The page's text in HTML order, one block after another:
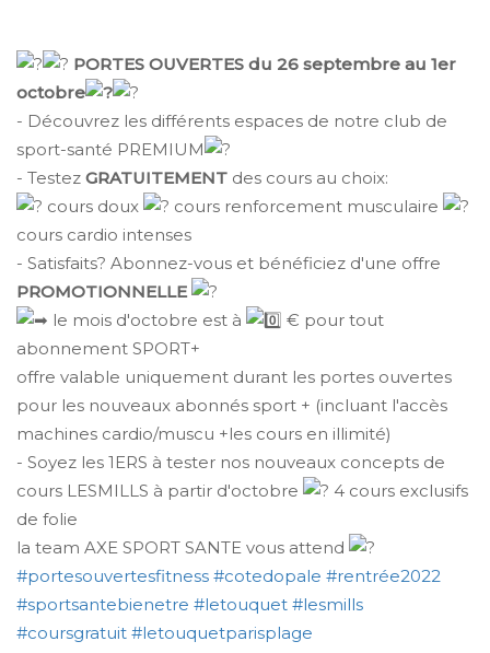
PORTES OUVERTES du 26 septembre au 1er
octobre
- Découvrez les différents espaces de notre club de
sport-santé PREMIUM
- Testez GRATUITEMENT des cours au choix:
cours doux
cours renforcement musculaire
cours cardio intenses
- Satisfaits? Abonnez-vous et bénéficiez d'une offre
PROMOTIONNELLE
le mois d'octobre est à
€ pour tout
abonnement SPORT+
offre valable uniquement durant les portes ouvertes
pour les nouveaux abonnés sport + (incluant l'accès
machines cardio/muscu +les cours en illimité)
- Soyez les 1ERS à tester nos nouveaux concepts de
cours LESMILLS à partir d'octobre
4 cours exclusifs
de folie
la team AXE SPORT SANTE vous attend
#portesouvertesfitness #cotedopale #rentrée2022
#sportsantebienetre #letouquet #lesmills
#coursgratuit #letouquetparisplage